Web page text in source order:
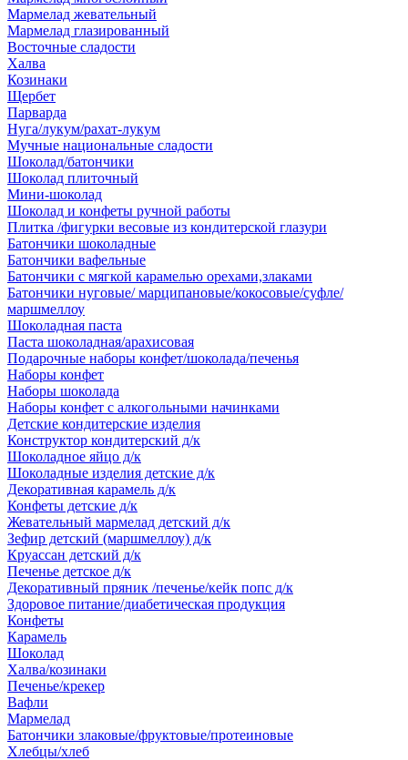
Мармелад жевательный
Мармелад глазированный
Восточные сладости
Халва
Козинаки
Щербет
Парварда
Нуга/лукум/рахат-лукум
Мучные национальные сладости
Шоколад/батончики
Шоколад плиточный
Мини-шоколад
Шоколад и конфеты ручной работы
Плитка /фигурки весовые из кондитерской глазури
Батончики шоколадные
Батончики вафельные
Батончики с мягкой карамелью орехами,злаками
Батончики нуговые/ марципановые/кокосовые/суфле/
маршмеллоу
Шоколадная паста
Паста шоколадная/арахисовая
Подарочные наборы конфет/шоколада/печенья
Наборы конфет
Наборы шоколада
Наборы конфет с алкогольными начинками
Детские кондитерские изделия
Конструктор кондитерский д/к
Шоколадное яйцо д/к
Шоколадные изделия детские д/к
Декоративная карамель д/к
Конфеты детские д/к
Жевательный мармелад детский д/к
Зефир детский (маршмеллоу) д/к
Круассан детский д/к
Печенье детское д/к
Декоративный пряник /печенье/кейк попс д/к
Здоровое питание/диабетическая продукция
Конфеты
Карамель
Шоколад
Халва/козинаки
Печенье/крекер
Вафли
Мармелад
Батончики злаковые/фруктовые/протеиновые
Хлебцы/хлеб